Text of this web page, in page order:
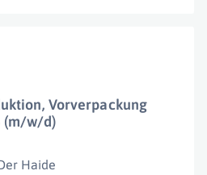
Vorverpackung
(m/w/d)
Haide